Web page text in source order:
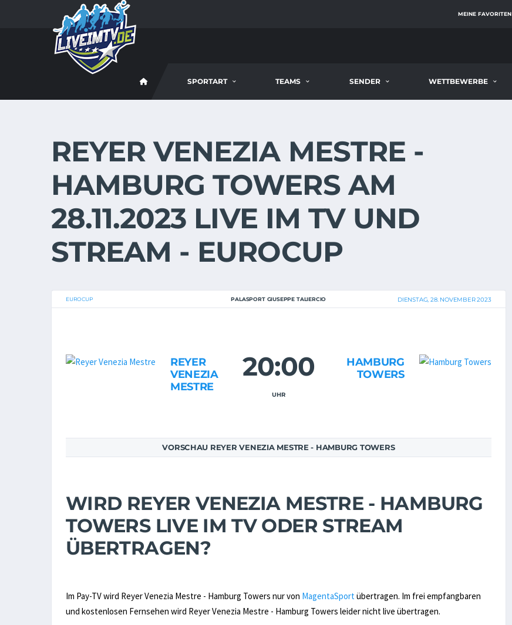
MEINE FAVORITEN
SPORTART TEAMS SENDER WETTBEWERBE
REYER VENEZIA MESTRE -
HAMBURG TOWERS AM
28.11.2023 LIVE IM TV UND
STREAM - EUROCUP
EUROCUP PALASPORT GIUSEPPE TALIERCIO DIENSTAG, 28. NOVEMBER 2023
REYER
VENEZIA
MESTRE
20:00
UHR
HAMBURG
TOWERS
VORSCHAU REYER VENEZIA MESTRE - HAMBURG TOWERS
WIRD REYER VENEZIA MESTRE - HAMBURG
TOWERS LIVE IM TV ODER STREAM
ÜBERTRAGEN?
Im Pay-TV wird Reyer Venezia Mestre - Hamburg Towers nur von MagentaSportübertragen. Im frei empfangbaren
und kostenlosen Fernsehen wird Reyer Venezia Mestre - Hamburg Towers leider nicht live übertragen.